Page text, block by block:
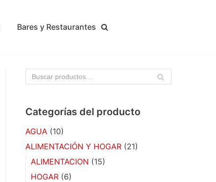
Bares y Restaurantes
BU
Categorías del producto
AGUA (10)
ALIMENTACIÓN Y HOGAR (21)
ALIMENTACION (15)
HOGAR (6)